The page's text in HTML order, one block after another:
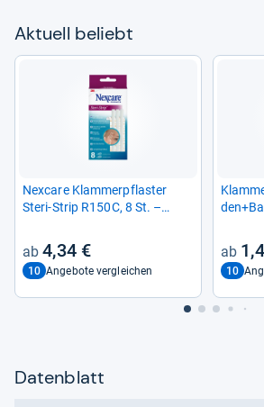
Aktu­ell beliebt
Nex­care Klam­mer­pflas­ter
Steri-​Strip R150C, 8 St. –
4,34 €
10 Angebote vergleichen 10
Datenblatt